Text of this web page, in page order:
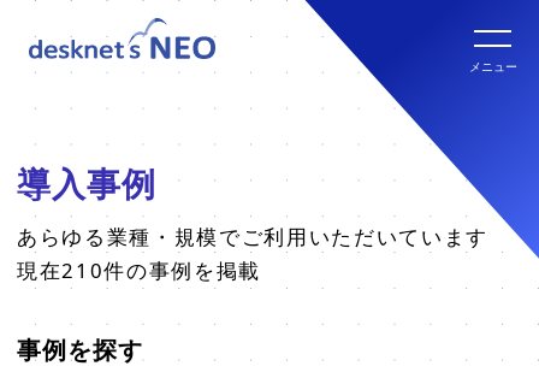
メニュー
クラウド版の特長
クラウド版・パッケージ版比較
他社グループウェアからの乗換 hot!
全文検索システム Neuron ES new
連携ツール
パッケージ版ライセンス価格
パッケージ版年間サポート
導入事例
あらゆる業種・規模でご利用いただいています
現在210件の事例を掲載
事例を探す